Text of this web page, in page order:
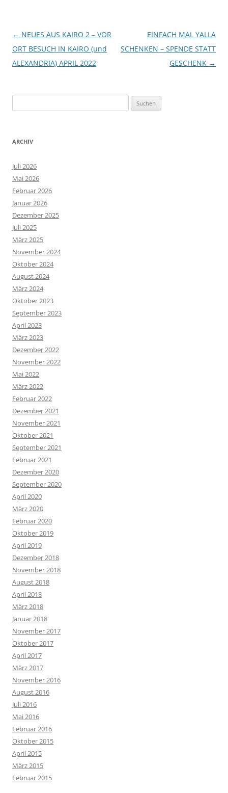
Beitragsnavigation
← NEUES AUS KAIRO 2 – VOR
ORT BESUCH IN KAIRO (und
ALEXANDRIA) APRIL 2022
EINFACH MAL YALLA
SCHENKEN – SPENDE STATT
GESCHENK →
nach:
ARCHIV
Juli 2026
Mai 2026
Februar 2026
Januar 2026
Dezember 2025
Juli 2025
März 2025
November 2024
Oktober 2024
August 2024
März 2024
Oktober 2023
September 2023
April 2023
März 2023
Dezember 2022
November 2022
Mai 2022
März 2022
Februar 2022
Dezember 2021
November 2021
Oktober 2021
September 2021
Februar 2021
Dezember 2020
September 2020
April 2020
März 2020
Februar 2020
Oktober 2019
April 2019
Dezember 2018
November 2018
August 2018
April 2018
März 2018
Januar 2018
November 2017
Oktober 2017
April 2017
März 2017
November 2016
August 2016
Juli 2016
Mai 2016
Februar 2016
Oktober 2015
April 2015
März 2015
Februar 2015